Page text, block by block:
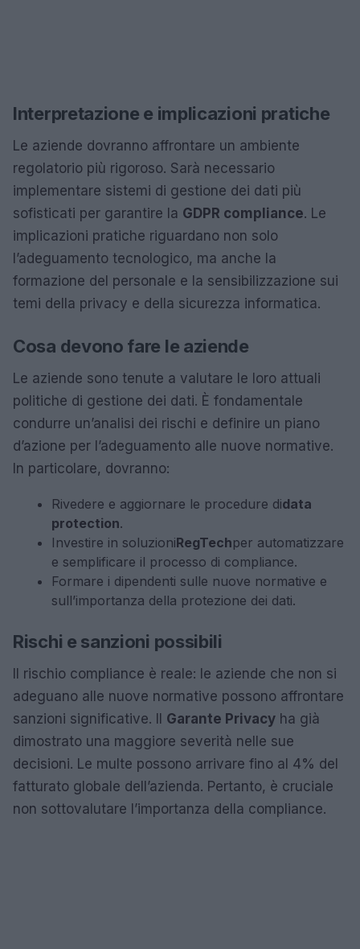
Interpretazione e implicazioni pratiche
Le aziende dovranno affrontare un ambiente
regolatorio più rigoroso. Sarà necessario
implementare sistemi di gestione dei dati più
sofisticati per garantire la GDPR compliance. Le
implicazioni pratiche riguardano non solo
l’adeguamento tecnologico, ma anche la
formazione del personale e la sensibilizzazione sui
temi della privacy e della sicurezza informatica.
Cosa devono fare le aziende
Le aziende sono tenute a valutare le loro attuali
politiche di gestione dei dati. È fondamentale
condurre un’analisi dei rischi e definire un piano
d’azione per l’adeguamento alle nuove normative.
In particolare, dovranno:
Rivedere e aggiornare le procedure didata
protection.
Investire in soluzioniRegTechper automatizzare
e semplificare il processo di compliance.
Formare i dipendenti sulle nuove normative e
sull’importanza della protezione dei dati.
Rischi e sanzioni possibili
Il rischio compliance è reale: le aziende che non si
adeguano alle nuove normative possono affrontare
sanzioni significative. Il Garante Privacy ha già
dimostrato una maggiore severità nelle sue
decisioni. Le multe possono arrivare fino al 4% del
fatturato globale dell’azienda. Pertanto, è cruciale
non sottovalutare l’importanza della compliance.